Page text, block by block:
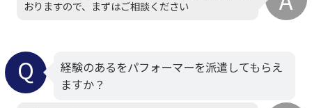
おりますので、まずはご相談ください
経験のあるをパフォーマーを派遣してもらえ
ますか？